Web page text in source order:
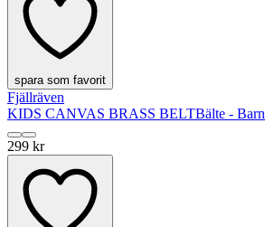
spara som favorit
Fjällräven
KIDS CANVAS BRASS BELTBälte - Barn
299 kr